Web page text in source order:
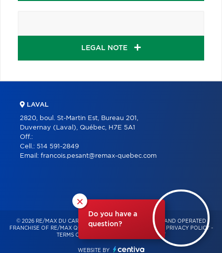
LEGAL NOTE
×
Do you have a
question?
LAVAL
2820, boul. St-Martin Est, Bureau 201,
Duvernay (Laval), Québec, H7E 5A1
Off.:
Cell.: 514 591-2849
Email: francois.pesant@remax-quebec.com
© 2026 RE/MAX DU CARTIER – INDEPENDENTLY OWNED AND OPERATED
FRANCHISE OF RE/MAX QUÉBEC – ALL RIGHTS RESERVED -
PRIVACY POLICY -
TERMS OF USE
CONSENT MANAGEMENT
WEBSITE BY